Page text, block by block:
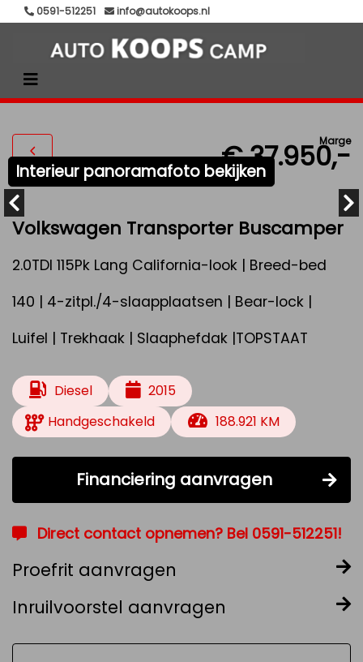
0591-512251 info@autokoops.nl
Marge
€ 37.950,-
Interieur panoramafoto bekijken
Volkswagen Transporter Buscamper
2.0TDI 115Pk Lang California-look | Breed-bed
140 | 4-zitpl./4-slaapplaatsen | Bear-lock |
Luifel | Trekhaak | Slaaphefdak |TOPSTAAT
Diesel
2015
Handgeschakeld
188.921 KM
Financiering aanvragen
Direct contact opnemen? Bel 0591-512251!
Proefrit aanvragen
Inruilvoorstel aanvragen